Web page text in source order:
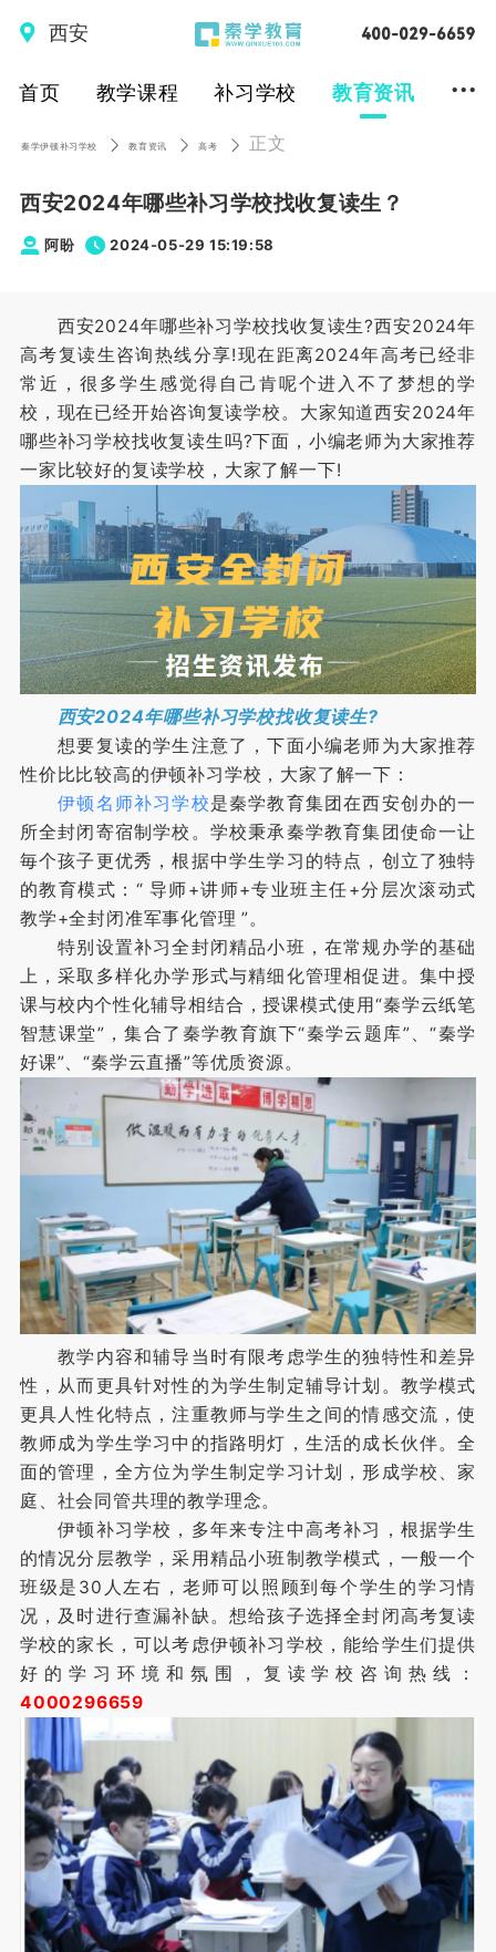
西安
首页 教学课程 补习学校 教育资讯 ...
秦学伊顿补习学校 教育资讯 高考 正文
西安2024年哪些补习学校找收复读生？
阿盼 2024-05-29 15:19:58
西安2024年哪些补习学校找收复读生?西安2024年
高考复读生咨询热线分享!现在距离2024年高考已经非
常近，很多学生感觉得自己肯呢个进入不了梦想的学
校，现在已经开始咨询复读学校。大家知道西安2024年
哪些补习学校找收复读生吗?下面，小编老师为大家推荐
一家比较好的复读学校，大家了解一下!
西安2024年哪些补习学校找收复读生?
想要复读的学生注意了，下面小编老师为大家推荐
性价比比较高的伊顿补习学校，大家了解一下：
伊顿名师补习学校是秦学教育集团在西安创办的一
所全封闭寄宿制学校。学校秉承秦学教育集团使命一让
毎个孩子更优秀，根据中学生学习的特点，创立了独特
的教育模式：“ 导师+讲师+专业班主任+分层次滚动式
教学+全封闭准军事化管理 ”。
特别设置补习全封闭精品小班，在常规办学的基础
上，采取多样化办学形式与精细化管理相促进。集中授
课与校内个性化辅导相结合，授课模式使用“秦学云纸笔
智慧课堂”，集合了秦学教育旗下“秦学云题库”、“秦学
好课”、“秦学云直播”等优质资源。
教学内容和辅导当时有限考虑学生的独特性和差异
性，从而更具针对性的为学生制定辅导计划。教学模式
更具人性化特点，注重教师与学生之间的情感交流，使
教师成为学生学习中的指路明灯，生活的成长伙伴。全
面的管理，全方位为学生制定学习计划，形成学校、家
庭、社会同管共理的教学理念。
伊顿补习学校，多年来专注中高考补习，根据学生
的情况分层教学，采用精品小班制教学模式，一般一个
班级是30人左右，老师可以照顾到每个学生的学习情
况，及时进行查漏补缺。想给孩子选择全封闭高考复读
学校的家长，可以考虑伊顿补习学校，能给学生们提供
好的学习环境和氛围，复读学校咨询热线：
4000296659